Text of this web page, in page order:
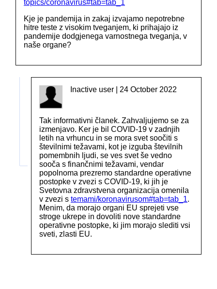
topics/coronavirus#tab=tab_1
Kje je pandemija in zakaj izvajamo nepotrebne
hitre teste z visokim tveganjem, ki prihajajo iz
pandemije dodgjenega varnostnega tveganja, v
naše organe?
Inactive user | 24 October 2022
Tak informativni članek. Zahvaljujemo se za
izmenjavo. Ker je bil COVID-19 v zadnjih
letih na vrhuncu in se mora svet soočiti s
številnimi težavami, kot je izguba številnih
pomembnih ljudi, se ves svet še vedno
sooča s finančnimi težavami, vendar
popolnoma prezremo standardne operativne
postopke v zvezi s COVID-19, ki jih je
Svetovna zdravstvena organizacija omenila
v zvezi s temami/koronavirusom#tab=tab_1.
Menim, da morajo organi EU sprejeti vse
stroge ukrepe in dovoliti nove standardne
operativne postopke, ki jim morajo slediti vsi
sveti, zlasti EU.